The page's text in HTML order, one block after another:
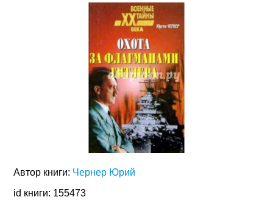
Автор книги: Чернер Юрий
id книги: 155473